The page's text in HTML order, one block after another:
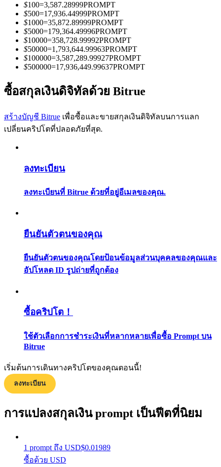
ข้อมูล
การวิเคราะห์ข้อมูลขนาดใหญ่ รวมถึงข้อมูลการค้า ฯลฯ
แนะนำ
กลยุทธ์การซื้อขาย
เรียนรู้วิธีการรักษาผลกำไร
ได้รับ
$100=3,587.28999PROMPT
$500=17,936.44999PROMPT
$1000=35,872.89999PROMPT
$5000=179,364.49996PROMPT
$10000=358,728.99992PROMPT
$50000=1,793,644.99963PROMPT
$100000=3,587,289.99927PROMPT
$500000=17,936,449.99637PROMPT
ซื้อสกุลเงินดิจิทัลด้วย Bitrue
สร้างบัญชี Bitrue เพื่อซื้อและขายสกุลเงินดิจิทัลบนการแลก
เปลี่ยนคริปโตที่ปลอดภัยที่สุด.
ลงทะเบียน
ลงทะเบียนที่ Bitrue ด้วยที่อยู่อีเมลของคุณ.
ยืนยันตัวตนของคุณ
ยืนยันตัวตนของคุณโดยป้อนข้อมูลส่วนบุคคลของคุณและ
อัปโหลด ID รูปถ่ายที่ถูกต้อง
ซื้อคริปโต！
ใช้ตัวเลือกการชำระเงินที่หลากหลายเพื่อซื้อ Prompt บน
Bitrue
เริ่มต้นการเดินทางคริปโตของคุณตอนนี้!
ลงทะเบียน
การแปลงสกุลเงิน prompt เป็นฟีตที่นิยม
1 prompt ถึง USD$0.01989
ซื้อด้วย USD